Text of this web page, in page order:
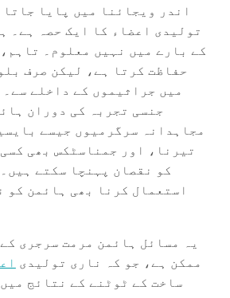
اندر ویجائنا میں پایا
تولیدی اعضاء کا ایک حصہ ہے۔
کے بارے میں نہیں معلوم۔
حفاظت کرتا ہے، لیکن صرف
میں جراثیموں کے داخلے
جنسی تجربہ کی دوران
مجاہدانہ سرگرمیوں جیسے
تیرنا، اور جمناسٹکس بھی
کو نقصان پہنچا سکتے
استعمال کرنا بھی ہائمن کو
یہ مسائل ہائمن مرمت سرجری
ممکن ہے، جو کہ ناری تولیدی
ساخت کے ٹوٹنے کے نتائج